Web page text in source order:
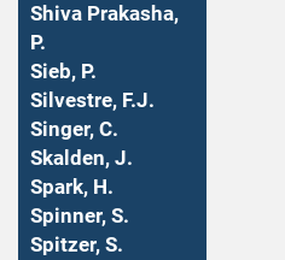
Shiva Prakasha,
P.
Sieb, P.
Silvestre, F.J.
Singer, C.
Skalden, J.
Spark, H.
Spinner, S.
Spitzer, S.